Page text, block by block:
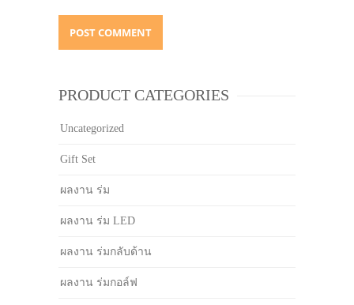
PRODUCT CATEGORIES
Uncategorized
Gift Set
ผลงาน ร่ม
ผลงาน ร่ม LED
ผลงาน ร่มกลับด้าน
ผลงาน ร่มกอล์ฟ